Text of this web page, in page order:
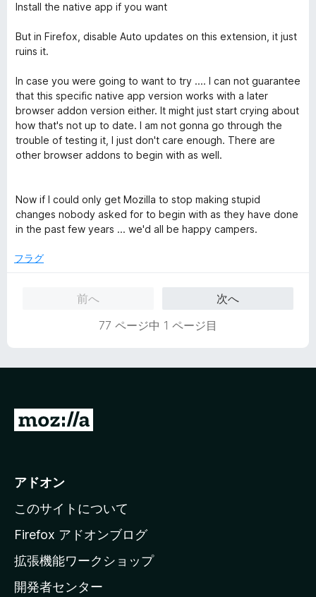
Install the native app if you want
But in Firefox, disable Auto updates on this extension, it just
ruins it.
In case you were going to want to try .... I can not guarantee
that this specific native app version works with a later
browser addon version either. It might just start crying about
how that's not up to date. I am not gonna go through the
trouble of testing it, I just don't care enough. There are
other browser addons to begin with as well.
Now if I could only get Mozilla to stop making stupid
changes nobody asked for to begin with as they have done
in the past few years ... we'd all be happy campers.
フラグ
前へ
次へ
77 ページ中 1 ページ目
M
i
l
a
ホ
ー
アドオン
このサイトについて
Firefox アドオンブログ
拡張機能ワークショップ
開発者センター